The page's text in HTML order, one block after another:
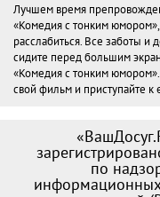
Лучшем время
«Комедия с тонким
расслабиться. Все заботы и
сидите перед большим
«Комедия с тонким
свой фильм и приступайте к
по